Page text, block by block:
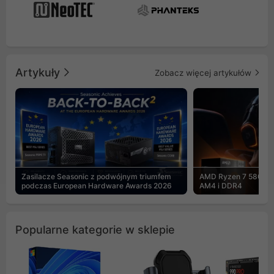
Artykuły Zobacz więcej artykułów
Zasilacze Seasonic z podwójnym triumfem
podczas European Hardware Awards 2026
AMD Ryzen 7
AM4 i DDR4
Popularne kategorie w sklepie